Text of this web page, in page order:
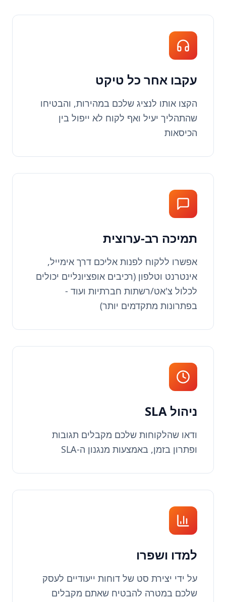
עקבו אחר כל טיקט
הקצו אותו לנציג שלכם במהירות, והבטיחו
שהתהליך יעיל ואף לקוח לא ייפול בין
הכיסאות
תמיכה רב-ערוצית
אפשרו ללקוח לפנות אליכם דרך אימייל,
אינטרנט וטלפון (רכיבים אופציונליים יכולים
לכלול צ'אט/רשתות חברתיות ועוד -
בפתרונות מתקדמים יותר)
ניהול SLA
ודאו שהלקוחות שלכם מקבלים תגובות
ופתרון בזמן, באמצעות מנגנון ה-SLA
למדו ושפרו
על ידי יצירת סט של דוחות ייעודיים לעסק
שלכם במטרה להבטיח שאתם מקבלים